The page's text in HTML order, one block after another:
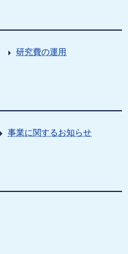
研究費の運用
事業に関するお知らせ